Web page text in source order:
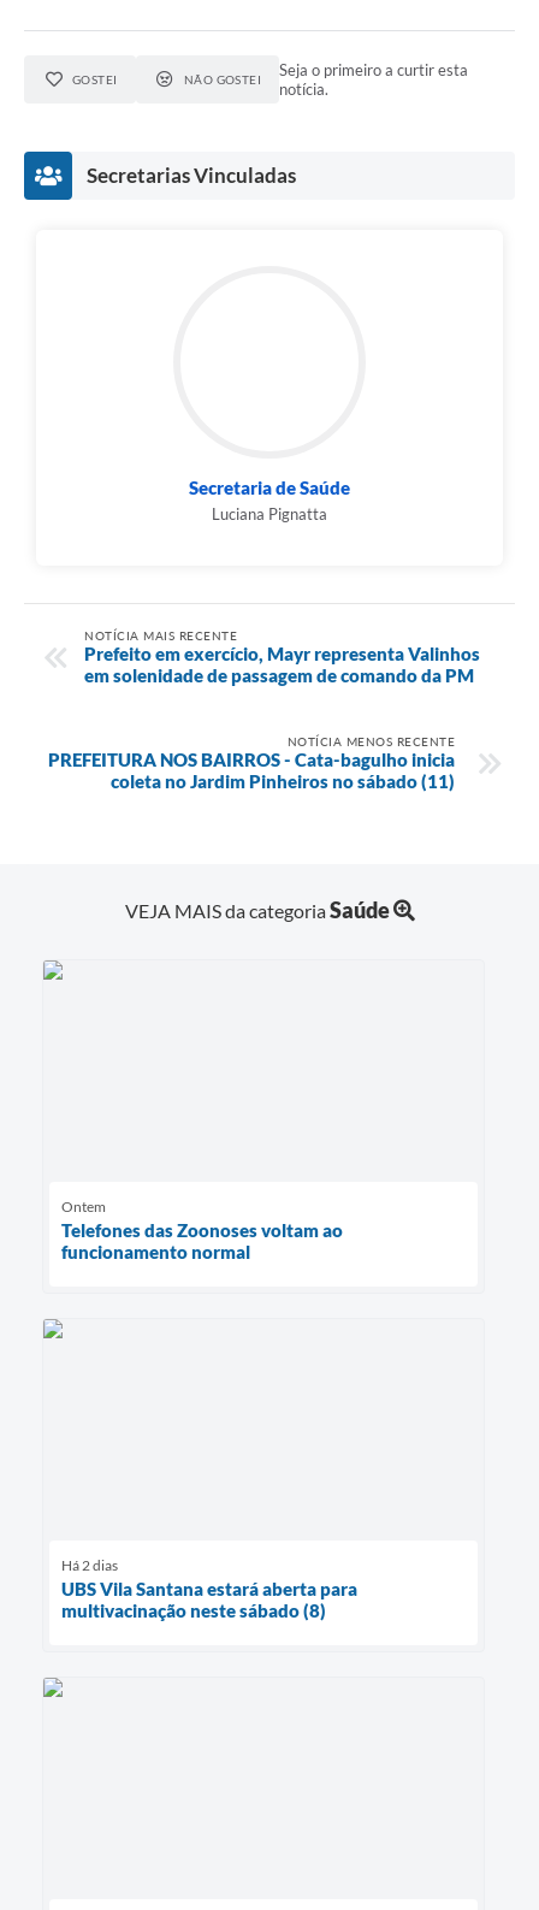
GOSTEI NÃO GOSTEI
Seja o primeiro a curtir esta
notícia.
Secretarias Vinculadas
Secretaria de Saúde
Luciana Pignatta
NOTÍCIA MAIS RECENTE
Prefeito em exercício, Mayr representa Valinhos
em solenidade de passagem de comando da PM
NOTÍCIA MENOS RECENTE
PREFEITURA NOS BAIRROS - Cata-bagulho inicia
coleta no Jardim Pinheiros no sábado (11)
VEJA MAIS da categoriaSaúde
Ontem
Telefones das Zoonoses voltam ao
funcionamento normal
Há 2 dias
UBS Vila Santana estará aberta para
multivacinação neste sábado (8)